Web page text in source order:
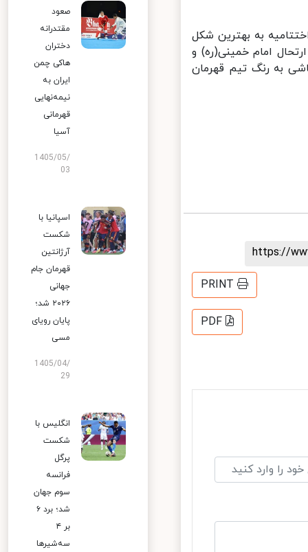
مراسم اختتامیه به بهترین شکل
۱۴ و ۱۵ خرداد و سالگرد ارتحال امام خمینی(ره) و
به رنگ تیم قهرمان
https://
PRINT
PDF
صعود
مقتدرانه
دختران
هاکی چمن
ایران به
نیمه‌نهایی
قهرمانی
آسیا
1405/05/
03
اسپانیا با
شکست
آرژانتین
قهرمان جام
جهانی
۲۰۲۶ شد؛
پایان رویای
مسی
1405/04/
29
انگلیس با
شکست
پرگل
فرانسه
سوم جهان
شد؛ برد ۶
بر ۴
سه‌شیرها